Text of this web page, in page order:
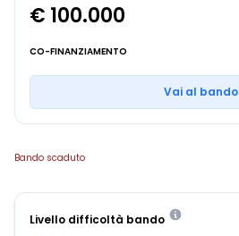
€ 100.000
CO-FINANZIAMENTO
Vai al bando
Bando scaduto
Livello difficoltà bando